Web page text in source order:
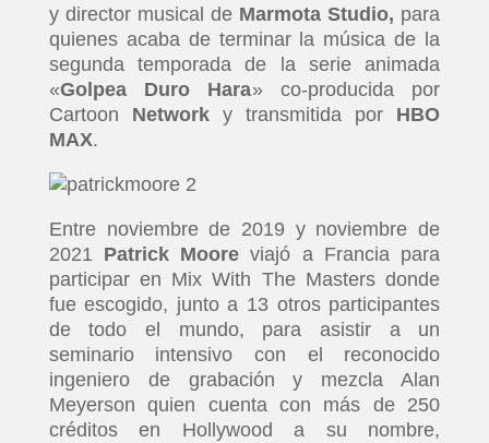
INICIO
PELICULAS
y director musical de Marmota Studio, para
quienes acaba de terminar la música de la
segunda temporada de la serie animada
«Golpea Duro Hara» co-producida por
Cartoon Network y transmitida por HBO
MAX.
Entre noviembre de 2019 y noviembre de
2021 Patrick Moore viajó a Francia para
participar en Mix With The Masters donde
fue escogido, junto a 13 otros participantes
de todo el mundo, para asistir a un
seminario intensivo con el reconocido
ingeniero de grabación y mezcla Alan
Meyerson quien cuenta con más de 250
créditos en Hollywood a su nombre,